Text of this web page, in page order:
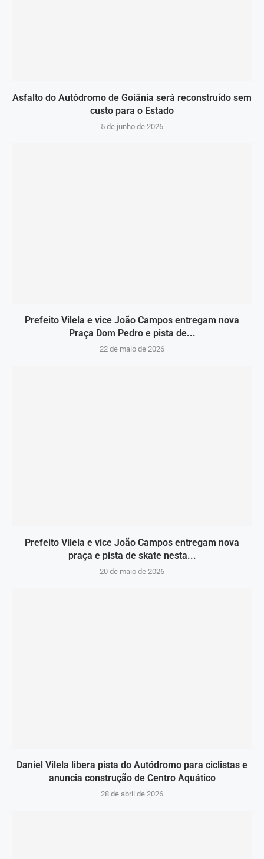
Asfalto do Autódromo de Goiânia será reconstruído sem
custo para o Estado
5 de junho de 2026
Prefeito Vilela e vice João Campos entregam nova
Praça Dom Pedro e pista de...
22 de maio de 2026
Prefeito Vilela e vice João Campos entregam nova
praça e pista de skate nesta...
20 de maio de 2026
Daniel Vilela libera pista do Autódromo para ciclistas e
anuncia construção de Centro Aquático
28 de abril de 2026